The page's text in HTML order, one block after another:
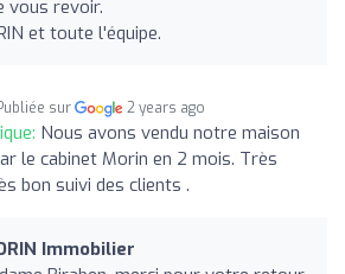
vous revoir.
et toute l'équipe.
sur 2 years ago
Nous avons vendu notre maison
le cabinet Morin en 2 mois. Très
bon suivi des clients .
Immobilier